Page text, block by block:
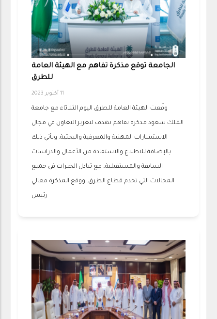
الجامعة توقع مذكرة تفاهم مع الهيئة العامة
للطرق
11 أكتوبر 2023
وقّعت الهيئة العامة للطرق اليوم الثلاثاء مع جامعة
الملك سعود مذكرة تفاهم تهدف لتعزيز التعاون في مجال
الاستشارات المهنية والمعرفية والبحثية. ويأتي ذلك
بالإضافة للاطلاع والاستفادة من الأعمال والدراسات
السابقة والمستقبلية، مع تبادل الخبرات في جميع
المجالات التي تخدم قطاع الطرق. ووقع المذكرة معالي
رئيس